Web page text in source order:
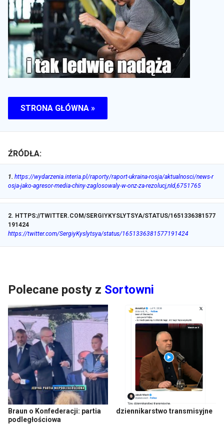
STRONA GŁÓWNA »
ŹRÓDŁA:
1. https://wydarzenia.interia.pl/raporty/raport-ukraina-rosja/aktualnosci/news-r
osja-jako-agresor-media-chiny-zaglosowaly-w-onz-za-rezolucj,nId,6751765
2. HTTPS://TWITTER.COM/SERGIYKYSLYTSYA/STATUS/1651336381577
191424
https://twitter.com/SergiyKyslytsya/status/1651336381577191424
Polecane posty z Sortowni
Braun o Konfederacji: partia
podległościowa
dziennikarstwo transmisyjne